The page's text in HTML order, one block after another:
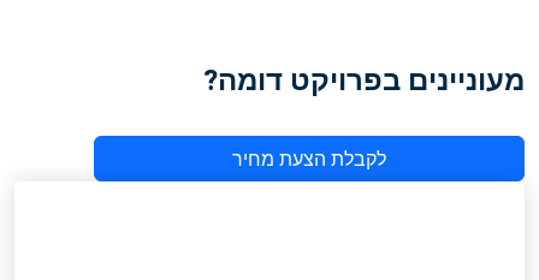
מעוניינים בפרויקט דומה?
לקבלת הצעת מחיר